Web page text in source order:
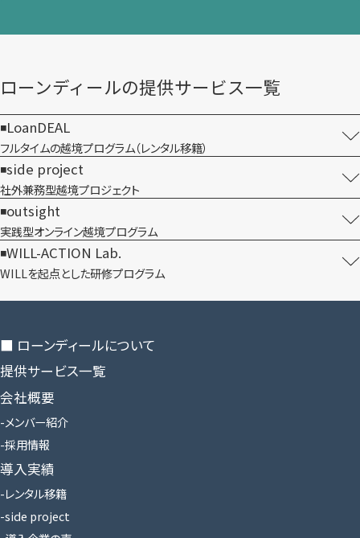
ローンディールの​提供サービス一覧
LoanDEAL
フルタイムの越境プログラム​（レンタル移籍）
side project
社外兼務型​越境プロジェクト
outsight
実践型オンライン​越境プログラム
WILL-ACTION Lab.
WILLを​起点とした​研修プログラム
■ ローンディールに​ついて
提供サービス一覧
会社概要
メンバー紹介
採用情報
導入実績
レンタル移籍
side project